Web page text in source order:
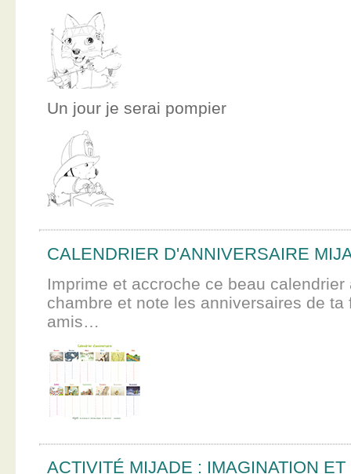
Un jour je serai pompier
CALENDRIER D'ANNIVERSAIRE
Imprime et accroche ce beau calendrier
chambre et note les anniversaires de ta
amis…
ACTIVITÉ MIJADE : IMAGINATION